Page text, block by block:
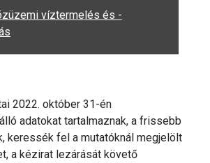
víztermelés és -
2022. október 31-én
adatokat tartalmaznak, a frissebb
keressék fel a mutatóknál megjelölt
a kézirat lezárását követő